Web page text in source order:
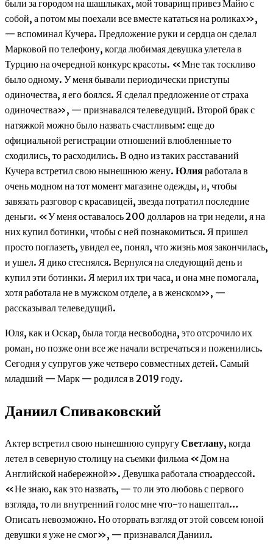
были за городом на шашлыках, мой товарищ привез Майю с
собой, а потом мы поехали все вместе кататься на роликах»,
— вспоминал Кучера. Предложение руки и сердца он сделал
Марковой по телефону, когда любимая девушка улетела в
Турцию на очередной конкурс красоты. «Мне так тоскливо
было одному. У меня бывали периодически приступы
одиночества, я его боялся. Я сделал предложение от страха
одиночества», — признавался телеведущий. Второй брак с
натяжкой можно было назвать счастливым: еще до
официальной регистрации отношений влюбленные то
сходились, то расходились. В одно из таких расставаний
Кучера встретил свою нынешнюю жену. Юлияработала в
очень модном на тот момент магазине одежды, и, чтобы
завязать разговор с красавицей, звезда потратил последние
деньги. «У меня оставалось 200 долларов на три недели, я на
них купил ботинки, чтобы с ней познакомиться. Я пришел
просто поглазеть, увидел ее, понял, что жизнь моя закончилась,
и ушел. Я дико стеснялся. Вернулся на следующий день и
купил эти ботинки. Я мерил их три часа, и она мне помогала,
хотя работала не в мужском отделе, а в женском», —
рассказывал телеведущий.
Юля, как и Оскар, была тогда несвободна, это отсрочило их
роман, но позже они все же начали встречаться и поженились.
Сегодня у супругов уже четверо совместных детей. Самый
младший — Марк — родился в 2019 году.
Даниил Спиваковский
Актер встретил свою нынешнюю супругуСветлану, когда
летел в северную столицу на съемки фильма «Дом на
Английской набережной». Девушка работала стюардессой.
«Не знаю, как это назвать, — то ли это любовь с первого
взгляда, то ли внутренний голос мне что-то нашептал…
Описать невозможно. Но оторвать взгляд от этой совсем юной
девушки я уже не смог», — признавался Даниил.